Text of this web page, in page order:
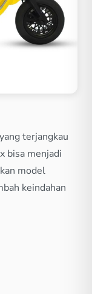
terjangkau
bisa menjadi
model
keindahan